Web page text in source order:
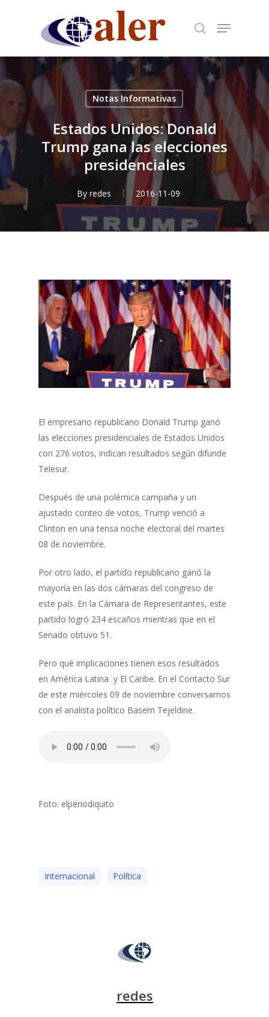
content
Notas Informativas
Estados Unidos: Donald
Trump gana las elecciones
presidenciales
By redes 2016-11-09
El empresario republicano Donald Trump ganó
las elecciones presidenciales de Estados Unidos
con 276 votos, indican resultados según difunde
Telesur.
Después de una polémica campaña y un
ajustado conteo de votos, Trump venció a
Clinton en una tensa noche electoral del martes
08 de noviembre.
Por otro lado, el partido republicano ganó la
mayoría en las dos cámaras del congreso de
este país. En la Cámara de Representantes, este
partido logró 234 escaños mientras que en el
Senado obtuvo 51.
Pero qué implicaciones tienen esos resultados
en América Latina y El Caribe. En el Contacto Sur
de este miércoles 09 de noviembre conversamos
con el analista político Basem Tejeldine.
Foto: elperiodiquito
Internacional Polí­tica
redes